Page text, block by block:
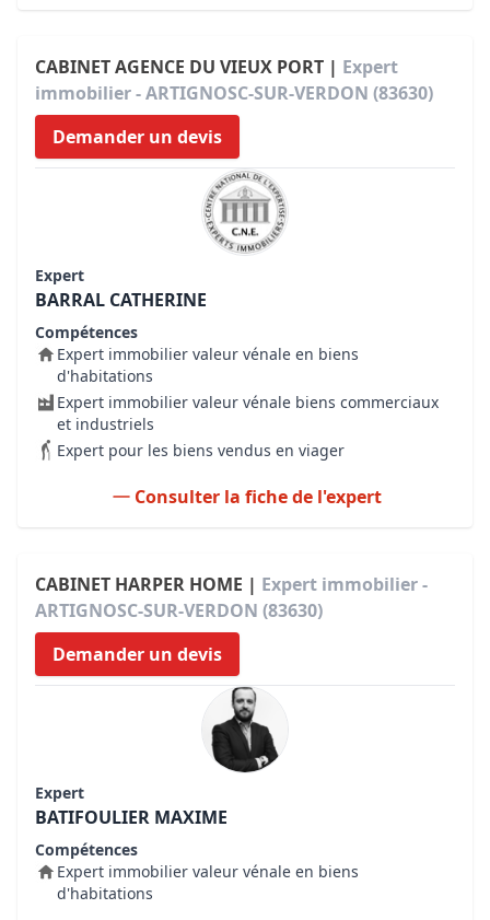
CABINET AGENCE DU VIEUX PORT | Expert
immobilier - ARTIGNOSC-SUR-VERDON (83630)
Demander un devis
Expert
BARRAL CATHERINE
Compétences
Expert immobilier valeur vénale en biens
d'habitations
Expert immobilier valeur vénale biens commerciaux
et industriels
Expert pour les biens vendus en viager
Consulter la fiche de l'expert
CABINET HARPER HOME | Expert immobilier -
ARTIGNOSC-SUR-VERDON (83630)
Demander un devis
Expert
BATIFOULIER MAXIME
Compétences
Expert immobilier valeur vénale en biens
d'habitations